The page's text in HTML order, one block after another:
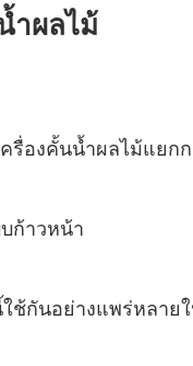
ำผลไม้
ครื่องคั้นน้ำผลไม้แยก
ก้าวหน้า
กันอย่างแพร่หลาย